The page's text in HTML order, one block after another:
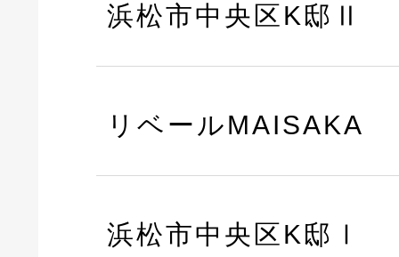
浜松市中央区K邸Ⅱ
リベールMAISAKA
浜松市中央区K邸Ⅰ